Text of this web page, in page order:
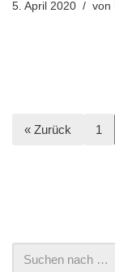
5. April 2020 von
« Zurück 1